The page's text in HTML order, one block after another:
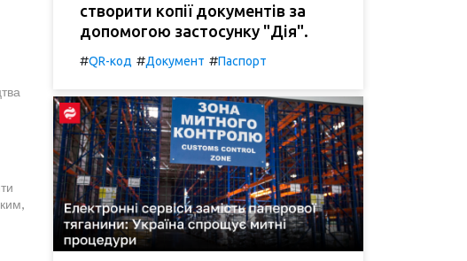
створити копії документів за
допомогою застосунку "Дія".
#QR-код #Документ #Паспорт